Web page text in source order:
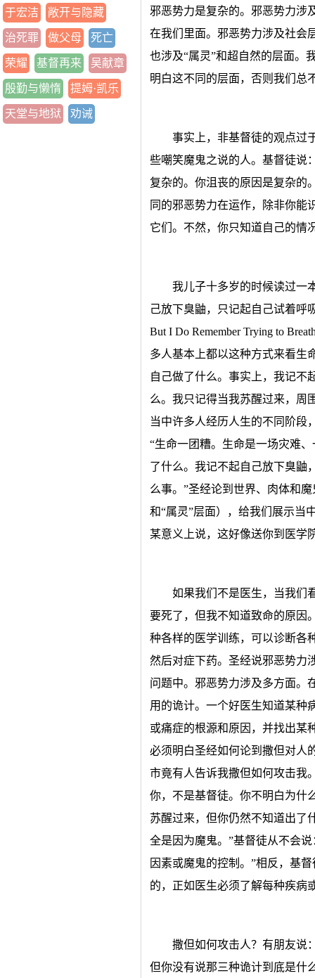
于宏洁 敞开与隐藏
治死罪 做父母 死亡
荣耀 基督再来 吴献章
殷勤与懒惰 提姆·凯乐
天堂与地狱 劝诫
邪恶势力是复杂的。邪恶势力涉
在我们里面。邪恶势力涉及社会
也涉及“属灵”和超自然的层面。
明白这不同的层面，否则我们总
事实上，非基督徒的观点过
些嘲笑魔鬼之说的人。基督徒说
复杂的。你沮丧的原因是复杂的
同的邪恶势力在运作，除非你能
它们。不然，你只知道自己的情
我儿子十多岁的时候读过一
己放下臭鼬，只记起自己试着呼
But I Do Remember Trying to
多人基本上都以这种方式来看生
自己做了什么。事实上，我记不
么。我只记得当我苏醒过来，周
当中许多人经历人生的不同阶段
“生命一团糟。生命是一场灾难
了什么。我记不起自己放下臭鼬
么事。”圣经论到世界、肉体和
和“属灵”层面），给我们展示当
某意义上说，这好像送你到医学
如果我们不是医生，当我们
要死了，但我不知道致命的原因
种各样的医学训练，可以诊断各
然后对症下药。圣经说邪恶势力
问题中。邪恶势力涉及多方面。
用的诡计。一个好医生知道某种
或痛症的根源和原因，并找出某
必须明白圣经如何论到撒但对人
市竟有人告诉我撒但如何攻击我
你，不是基督徒。你不明白为什
苏醒过来，但你仍然不知道出了
全是因为魔鬼。”基督徒从不会
因素或魔鬼的控制。”相反，基
的，正如医生必须了解每种疾病
撒但如何攻击人？有朋友说
但你没有说那三种诡计到底是什